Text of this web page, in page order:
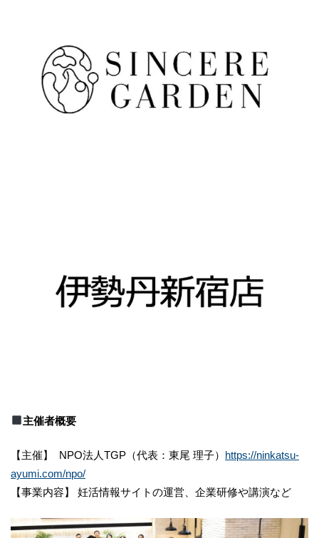
主催者概要
【主催】 NPO法⼈TGP（代表：東尾 理⼦） https://ninkatsu-
ayumi.com/npo/
【事業内容】 妊活情報サイトの運営、企業研修や講演など